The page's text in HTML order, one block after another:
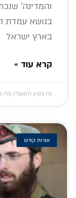
והמדינה'
בנושא עמדת
בארץ ישראל
קרא עוד »
ט״ו בסיון ה׳תשפ״ג (ט״ו
אגרות קודש